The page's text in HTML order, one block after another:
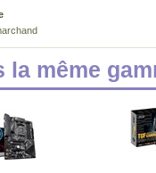
la même